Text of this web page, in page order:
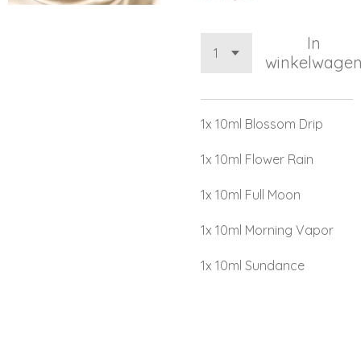
In
1x 10ml Blossom Drip
1x 10ml Flower Rain
1x 10ml Full Moon
1x 10ml Morning Vapor
1x 10ml Sundance